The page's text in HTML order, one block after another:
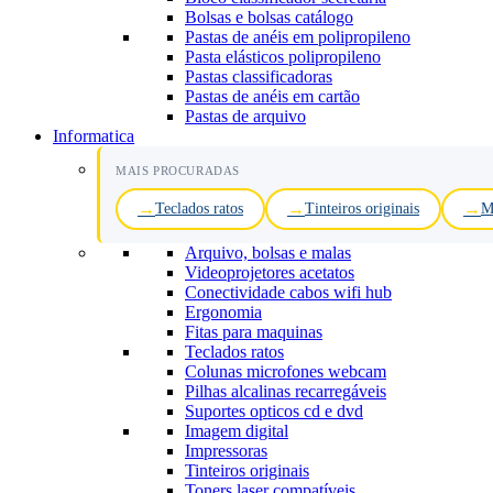
Bolsas e bolsas catálogo
Pastas de anéis em polipropileno
Pasta elásticos polipropileno
Pastas classificadoras
Pastas de anéis em cartão
Pastas de arquivo
Informatica
MAIS PROCURADAS
Teclados ratos Tinteiros originais
Arquivo, bolsas e malas
Videoprojetores acetatos
Conectividade cabos wifi hub
Ergonomia
Fitas para maquinas
Teclados ratos
Colunas microfones webcam
Pilhas alcalinas recarregáveis
Suportes opticos cd e dvd
Imagem digital
Impressoras
Tinteiros originais